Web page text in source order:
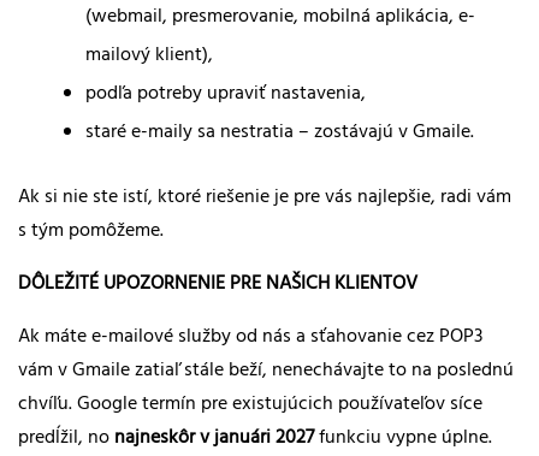
(webmail, presmerovanie, mobilná aplikácia, e-
mailový klient),
podľa potreby upraviť nastavenia,
staré e-maily sa nestratia – zostávajú v Gmaile.
Ak si nie ste istí, ktoré riešenie je pre vás najlepšie, radi vám
s tým pomôžeme.
DÔLEŽITÉ UPOZORNENIE PRE NAŠICH KLIENTOV
Ak máte e-mailové služby od nás a sťahovanie cez POP3
vám v Gmaile zatiaľ stále beží, nenechávajte to na poslednú
chvíľu. Google termín pre existujúcich používateľov síce
predĺžil, nonajneskôr v januári 2027funkciu vypne úplne.